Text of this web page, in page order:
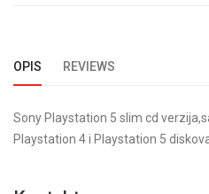
OPIS REVIEWS
Sony Playstation 5 slim cd
Playstation 4 i Playstation 5